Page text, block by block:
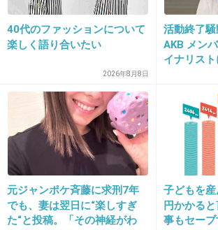
15. 匿名2018/07/16(月) 17:25:24
いろいろ露出してるけど目立たな
メージが
40代のファッションについて
楽しく語り合いたい
2026年8月8日
活動終了
AKB メン
イナリス
元ジャンポケ斉藤に求刑7年
でも、妻は翌日に“楽しすぎ
た“と投稿。「その神経がわ
子どもを
円かかる
事もセー